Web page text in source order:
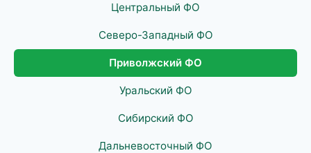
Центральный ФО
Северо-Западный ФО
Приволжский ФО
Уральский ФО
Сибирский ФО
Дальневосточный ФО